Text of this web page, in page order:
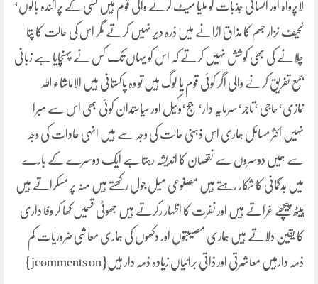
لاپرواہ اور انسانی جذبات کو ملیا میٹ کرنے والی قوم ہیں کسی کے پراگندہ بالوں‘
نحیف نزار جسم کا مذاق اڑانے میں ذرہ دیر نہیں کرتے مگر اس کی حالت کا پتا
چلانے کی بھی کوشش نہیں کرتے کہ اس کو یہاں تک کس نے پہنچایا ہے زبانی
جمع تفریق کرنے والی اگر کوئی قوم یا لوگ ہیں تو وہ پاکستانی ہیں الاماشاء اللہ
نمازی‘حاجی ‘تاجر‘سرمایہ دار‘ جج‘وکیل اور سیاستدان کوئی بھی اس سے مبرا
نہیں اکثر مسائل ہماری اس ذہنی حالت کی وجہ سے ہیں انہی عادات کی وجہ
سے ہمیں دوسروں سے نقصان کا اندیشہ رہتا ہے ایک دوسرے کے بارے
میں بدگمانی کا شکار رہتے ہیں مصنوعی میل جول رکھتے ہیں منہ پر مسکراتے ہیں
پیٹھ پیچھے غراتے ہیں اور نفرت کا اظہار رکرتے ہیں جھوٹی قسمیں کھا کر وفا داری
کا یقین دلاتے ہیں ہماری مصیبتوں اور دکھوں کی ہماری معاشی ضروریات کم
ذمہ دارہیں معاشرتی اور ذاتی برائیاں زیادہ ذمہ دار ہیں{jcomments on}